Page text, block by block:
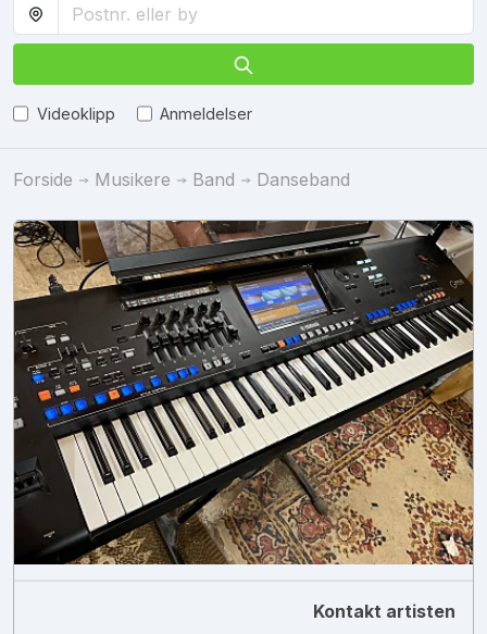
Videoklipp Anmeldelser
Forside Musikere Band Danseband
Kontakt artisten